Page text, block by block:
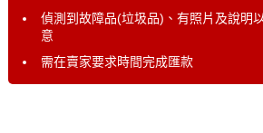
偵測到故障品(垃圾品)、有照片及說明
意
需在賣家要求時間完成匯款